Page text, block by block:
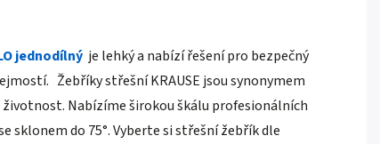
jednodílný je lehký a nabízí řešení pro bezpečný
Žebříky střešní KRAUSE jsou synonymem
Nabízíme širokou škálu profesionálních
sklonem do 75°. Vyberte si střešní žebřík dle